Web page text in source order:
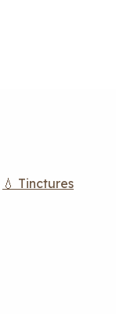
💧 Tinctures